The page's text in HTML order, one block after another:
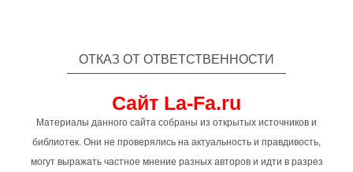
ОТКАЗ ОТ ОТВЕТСТВЕННОСТИ
Сайт La-Fa.ru
Материалы данного сайта собраны из открытых источников и
библиотек. Они не проверялись на актуальность и правдивость,
могут выражать частное мнение разных авторов и идти в разрез